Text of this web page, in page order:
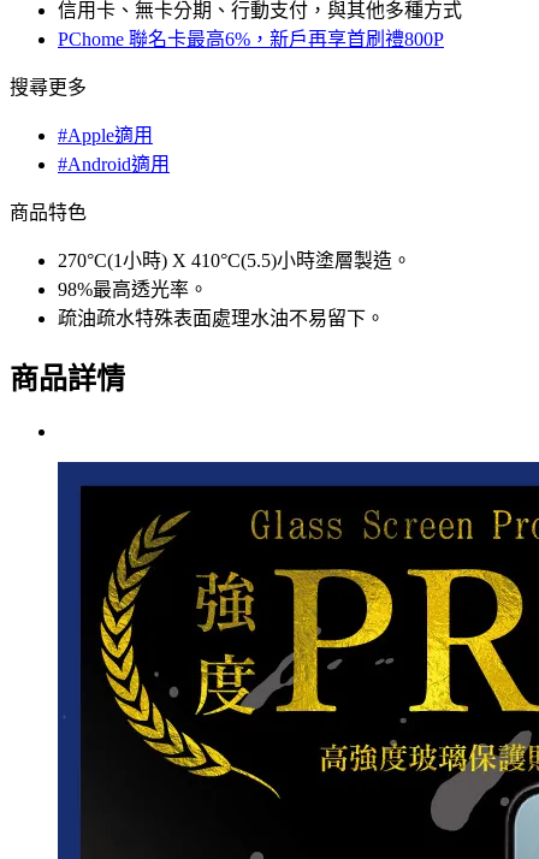
信用卡、無卡分期、行動支付，與其他多種方式
PChome 聯名卡最高6%，新戶再享首刷禮800P
搜尋更多
#Apple適用
#Android適用
商品特色
270°C(1小時) X 410°C(5.5)小時塗層製造。
98%最高透光率。
疏油疏水特殊表面處理水油不易留下。
商品詳情